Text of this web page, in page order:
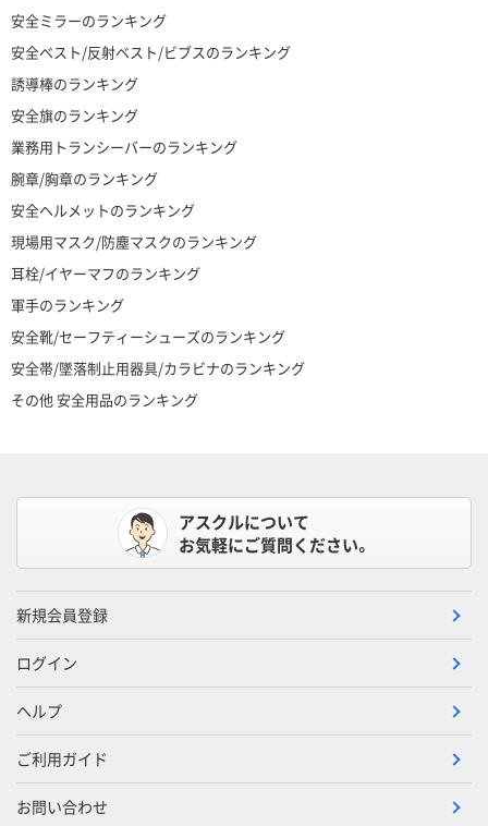
安全ミラーのランキング
安全ベスト/反射ベスト/ビブスのランキング
誘導棒のランキング
安全旗のランキング
業務用トランシーバーのランキング
腕章/胸章のランキング
安全ヘルメットのランキング
現場用マスク/防塵マスクのランキング
耳栓/イヤーマフのランキング
軍手のランキング
安全靴/セーフティーシューズのランキング
安全帯/墜落制止用器具/カラビナのランキング
その他 安全用品のランキング
アスクルについて
お気軽にご質問ください。
新規会員登録
ログイン
ヘルプ
ご利用ガイド
お問い合わせ